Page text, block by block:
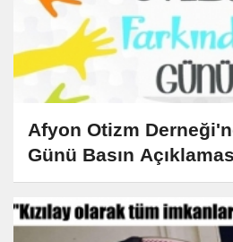
Afyon Otizm
Günü Basın